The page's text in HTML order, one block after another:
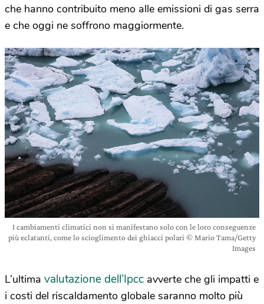
che hanno contribuito meno alle emissioni di gas serra
e che oggi ne soffrono maggiormente.
I cambiamenti climatici non si manifestano solo con le loro conseguenze
più eclatanti, come lo scioglimento dei ghiacci polari © Mario Tama/Getty
Images
L’ultima valutazione dell’Ipcc avverte che gli impatti e
i costi del riscaldamento globale saranno molto più